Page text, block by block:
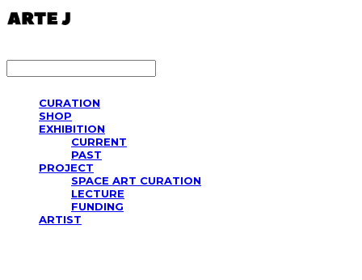
CURATION
SHOP
EXHIBITION
CURRENT
PAST
PROJECT
SPACE ART CURATION
LECTURE
FUNDING
ARTIST